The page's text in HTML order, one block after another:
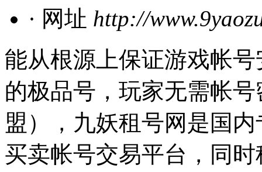
· 网址 http://
能从根源上保证游戏帐
的极品号，玩家无需帐
盟），九妖租号网是国
买卖帐号交易平台，同